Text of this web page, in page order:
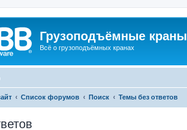
Грузоподъёмные краны
Всё о грузоподъёмных кранах
Список форумов Поиск Темы без ответов